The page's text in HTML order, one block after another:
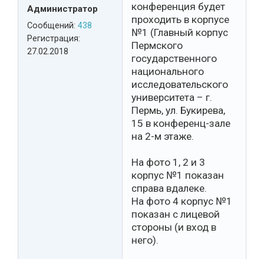
Администратор
Сообщений: 438
Регистрация:
27.02.2018
конференция будет
проходить в корпусе
№1 (Главный корпус
Пермского
государственного
национального
исследовательского
университета – г.
Пермь, ул. Букирева,
15 в конференц-зале
на 2-м этаже.
На фото 1, 2 и 3
корпус №1 показан
справа вдалеке.
На фото 4 корпус №1
показан с лицевой
стороны (и вход в
него).